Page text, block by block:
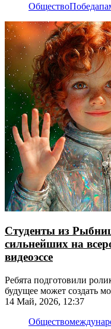
ОбществоПобеда
Студенты из
сильнейших на
видеоэссе
Ребята подготовили
будущее может создать
14 Май, 2026, 12:37
Общество